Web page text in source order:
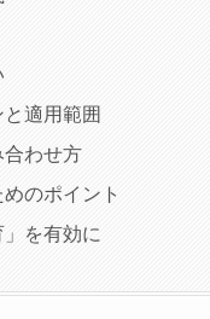
適用範囲
わせ方
のポイント
を有効に